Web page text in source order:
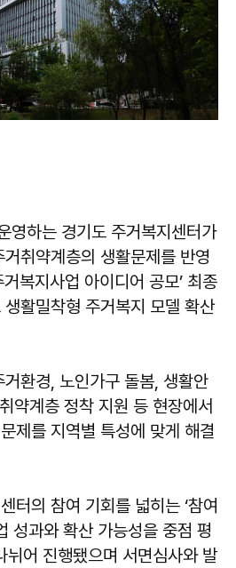
영하는 경기도 주거복지센터가
취약계층의 생활문제를 반영
복지사업 아이디어 공모’ 최종
활밀착형 주거복지 모델 확산
환경, 노인가구 돌봄, 생활안
약계층 정착 지원 등 현장에서
제를 지역별 특성에 맞게 해결
터의 참여 기회를 넓히는 ‘참여
성과와 확산 가능성을 중점 평
뉘어 진행됐으며 서면심사와 발